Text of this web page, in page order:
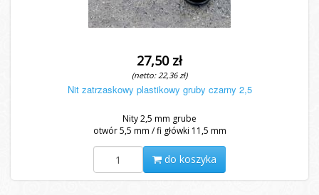
27,50 zł
(netto: 22,36 zł)
Nit zatrzaskowy plastikowy gruby czarny 2,5
Nity 2,5 mm grube
otwór 5,5 mm / fi główki 11,5 mm
do koszyka